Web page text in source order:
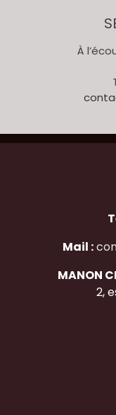
À
Mail :
MANON
2,